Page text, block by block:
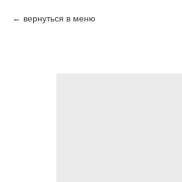
вернуться в меню